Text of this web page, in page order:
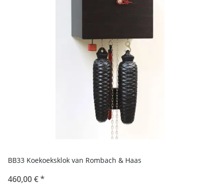
BB33 Koekoeksklok van Rombach & Haas
460,00 €*